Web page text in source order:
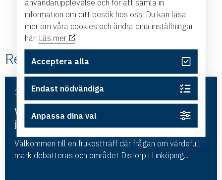
Relaterade #Val 2026
1 september, 2026
Val 2026: Industrimark eller
jordbruksmark?
Välkommen till en frukostträff där frågan om värdefull
mark debatteras och området Distorp i Linköping...
användarupplevelse och för att samla in
information om ditt besök hos oss. Du kan läsa
mer om våra cookies och ändra dina inställningar
här. Läs mer
Acceptera alla
Endast nödvändiga
Anpassa dina val